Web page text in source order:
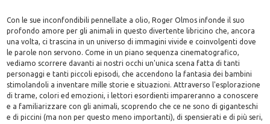
Con le sue inconfondibili pennellate a olio, Roger Olmos infonde il suo
profondo amore per gli animali in questo divertente libricino che, ancora
una volta, ci trascina in un universo di immagini vivide e coinvolgenti dove
le parole non servono. Come in un piano sequenza cinematografico,
vediamo scorrere davanti ai nostri occhi un'unica scena fatta di tanti
personaggi e tanti piccoli episodi, che accendono la fantasia dei bambini
stimolandoli a inventare mille storie e situazioni. Attraverso l'esplorazione
di trame, colori ed emozioni, i lettori esordienti impareranno a conoscere
e a familiarizzare con gli animali, scoprendo che ce ne sono di giganteschi
e di piccini (ma non per questo meno importanti), di spensierati e di più seri,